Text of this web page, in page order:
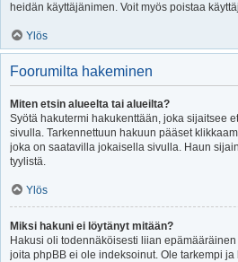
heidän käyttäjänimen. Voit myös poistaa
Ylös
Foorumilta hakeminen
Miten etsin alueelta tai alueilta?
Syötä hakutermi hakukenttään, joka sijaitsee
sivulla. Tarkennettuun hakuun pääset
joka on saatavilla jokaisella sivulla. Haun
tyylistä.
Ylös
Miksi hakuni ei löytänyt mitään?
Hakusi oli todennäköisesti liian
joita phpBB ei ole indeksoinut. Ole tarkempi ja